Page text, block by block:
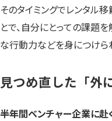
そのタイミングでレンタル
とで、自分にとっての課題
な行動力などを身につけら
見つめ直した「外
――半年間ベンチャー企業に